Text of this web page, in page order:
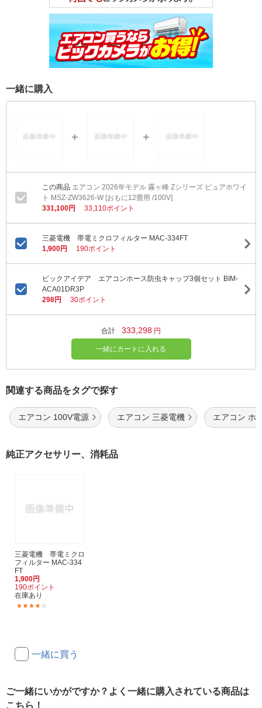
一緒に購入
エアコン 2026年モデル 霧ヶ峰 Zシリーズ ピュアホワイ
ト MSZ-ZW3626-W [おもに12畳用 /100V]
331,100円
33,110ポイント
三菱電機 帯電ミクロフィルター MAC-334FT
1,900円
190ポイント
ビックアイデア エアコンホース防虫キャップ3個セット BIM-
ACA01DR3P
298円
30ポイント
合計 333,298 円
一緒にカートに入れる
関連する商品をタグで探す
エアコン 100V電源 エアコン 三菱電機 エアコン ホ
純正アクセサリー、消耗品
三菱電機 帯電ミクロ
フィルター MAC-334
FT
1,900円
190ポイント
在庫あり
一緒に買う
ご一緒にいかがですか？よく一緒に購入されている商品は
こちら！